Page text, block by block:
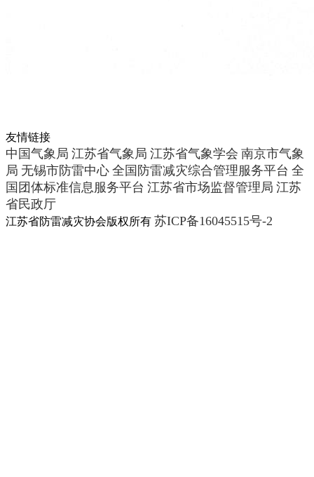
友情链接
中国气象局 江苏省气象局 江苏省气象学会 南京市气象
局 无锡市防雷中心 全国防雷减灾综合管理服务平台 全
国团体标准信息服务平台 江苏省市场监督管理局 江苏
省民政厅
江苏省防雷减灾协会版权所有 苏ICP备16045515号-2